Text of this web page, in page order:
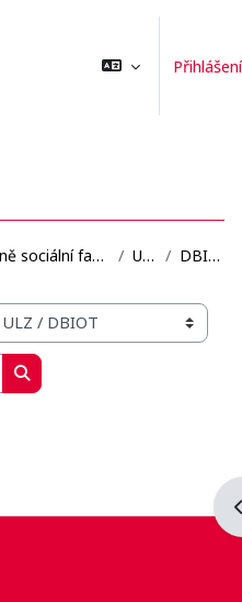
Přihlášení
Zdravotně sociální fakulta ULZ DBIOT
Vyhledat kurzy